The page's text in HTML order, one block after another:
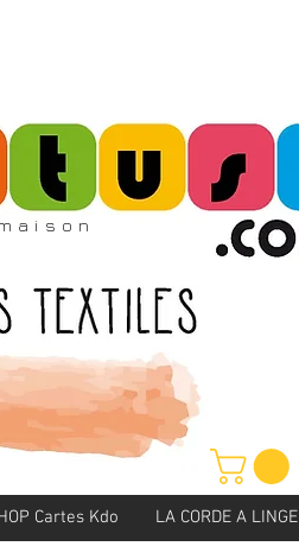
Cartes Kdo LA CORDE A LINGE